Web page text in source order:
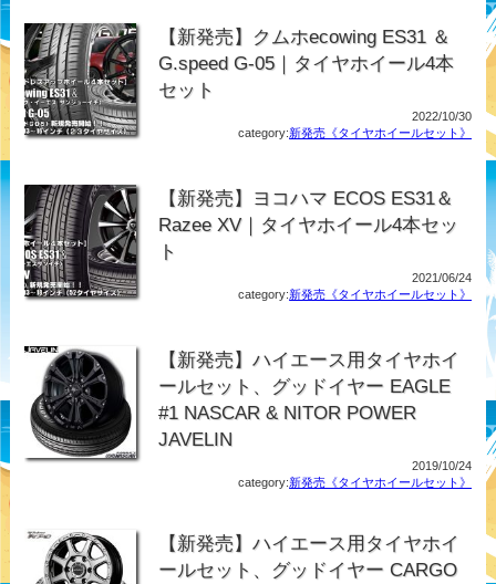
【新発売】クムホecowing ES31 ＆
G.speed G-05｜タイヤホイール4本
セット
2022/10/30
category:新発売《タイヤホイールセット》
【新発売】ヨコハマ ECOS ES31＆
Razee XV｜タイヤホイール4本セッ
ト
2021/06/24
category:新発売《タイヤホイールセット》
【新発売】ハイエース用タイヤホイ
ールセット、グッドイヤー EAGLE
#1 NASCAR & NITOR POWER
JAVELIN
2019/10/24
category:新発売《タイヤホイールセット》
【新発売】ハイエース用タイヤホイ
ールセット、グッドイヤー CARGO